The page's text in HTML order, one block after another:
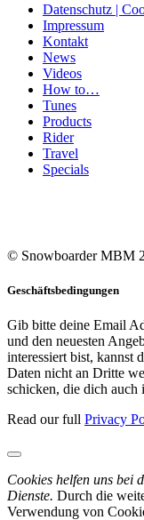
Datenschutz |
Impressum
Kontakt
News
Videos
How to…
Tunes
Products
Rider
Travel
Specials
© Snowboarder MBM
Geschäftsbedingungen
Gib bitte deine Email
und den neuesten
interessiert bist, kannst
Daten nicht an Dritte
schicken, die dich auch
Read our full Privacy
Cookies helfen uns bei
Dienste. Durch die
Verwendung von